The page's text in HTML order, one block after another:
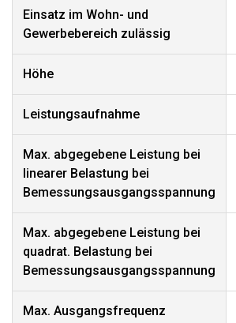
Einsatz im Wohn- und
Gewerbebereich zulässig
Höhe
Leistungsaufnahme
Max. abgegebene Leistung bei
linearer Belastung bei
Bemessungsausgangsspannung
Max. abgegebene Leistung bei
quadrat. Belastung bei
Bemessungsausgangsspannung
Max. Ausgangsfrequenz